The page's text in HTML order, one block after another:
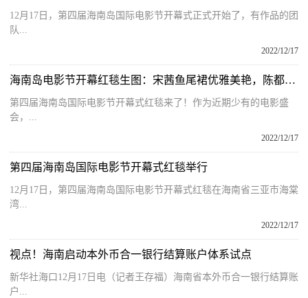
12月17日，第四届海南岛国际电影节开幕式正式开始了，有作品的团
队...
2022/12/17
海南岛电影节开幕红毯生图：宋茜鱼尾裙优雅美艳，陈都灵白裙素雅
第四届海南岛国际电影节开幕式红毯来了！作为近期少有的电影盛
会，...
2022/12/17
第四届海南岛国际电影节开幕式红毯举行
12月17日，第四届海南岛国际电影节开幕式红毯在海南省三亚市海棠
湾...
2022/12/17
视点！海南启动本外币合一银行结算账户体系试点
新华社海口12月17日电（记者王存福）海南省本外币合一银行结算账
户...